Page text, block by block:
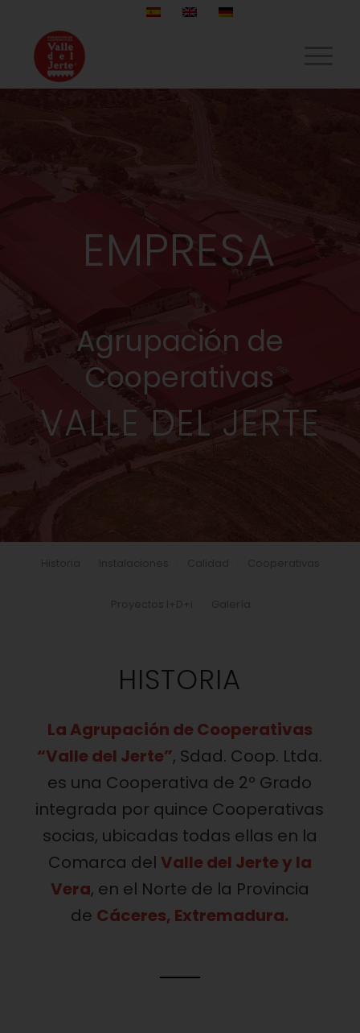
EMPRESA
Agrupación de
Cooperativas
VALLE DEL JERTE
HISTORIA
La Agrupación de Cooperativas
“Valle del Jerte”, Sdad. Coop. Ltda.
es una Cooperativa de 2º Grado
integrada por quince Cooperativas
socias, ubicadas todas ellas en la
Comarca del Valle del Jerte y la
Vera, en el Norte de la Provincia
de Cáceres, Extremadura.